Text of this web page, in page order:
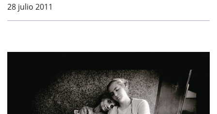
28 julio 2011